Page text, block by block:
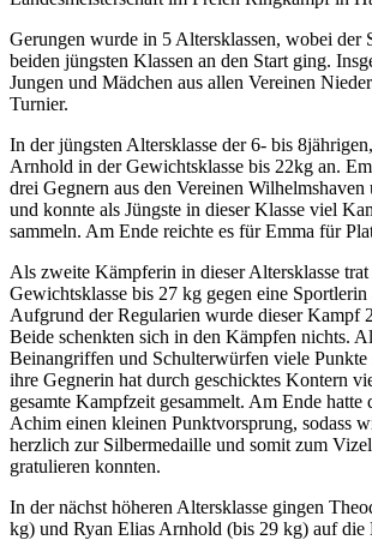
Gerungen wurde in 5 Altersklassen, wobei der
beiden jüngsten Klassen an den Start ging.
Jungen und Mädchen aus allen Vereinen
Turnier.
In der jüngsten Altersklasse der 6- bis
Arnhold in der Gewichtsklasse bis 22kg an.
drei Gegnern aus den Vereinen
und konnte als Jüngste in dieser Klasse viel
sammeln. Am Ende reichte es für Emma für
Als zweite Kämpferin in dieser Altersklasse
Gewichtsklasse bis 27 kg gegen eine
Aufgrund der Regularien wurde dieser Kampf
Beide schenkten sich in den Kämpfen nichts.
Beinangriffen und Schulterwürfen viele Punkte
ihre Gegnerin hat durch geschicktes Kontern
gesamte Kampfzeit gesammelt. Am Ende hatte
Achim einen kleinen Punktvorsprung, sodass
herzlich zur Silbermedaille und somit zum
gratulieren konnten.
In der nächst höheren Altersklasse gingen
kg) und Ryan Elias Arnhold (bis 29 kg) auf die